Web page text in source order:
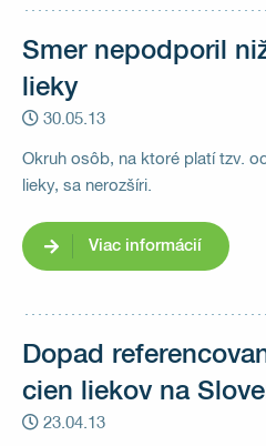
Smer nepodporil
lieky
30.05.13
Okruh osôb, na ktoré platí tzv.
lieky, sa nerozšíri.
Viac informácií
Dopad
cien liekov na
23.04.13